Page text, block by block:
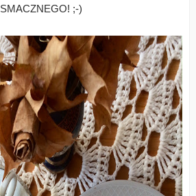
SMACZNEGO! ;-)